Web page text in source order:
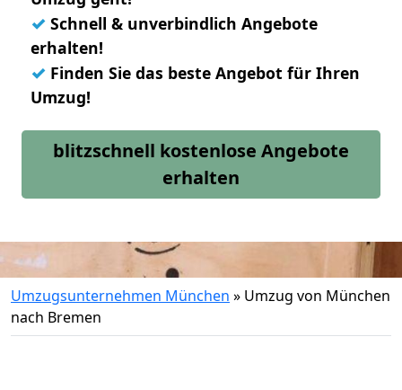
✓ Schnell & unverbindlich Angebote
erhalten!
✓ Finden Sie das beste Angebot für Ihren
Umzug!
blitzschnell kostenlose Angebote
erhalten
Umzugsunternehmen München » Umzug von München
nach Bremen